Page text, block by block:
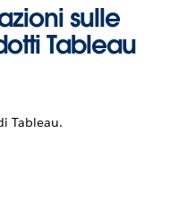
sulle
Tableau
Tableau.